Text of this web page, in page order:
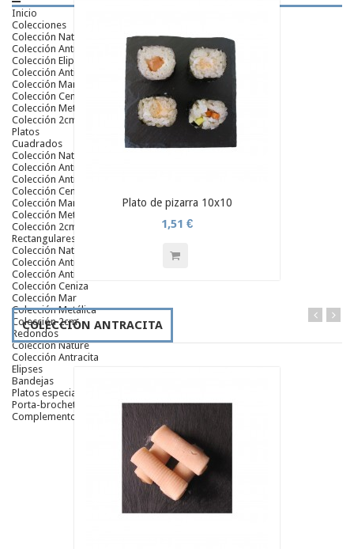
Inicio
Colecciones
Colección Nature
Colección Antracita
Colección Elipse
Colección Antic
Colección Mar
Colección Ceniza
Colección Metálica
Colección 2cm
Platos
Cuadrados
Colección Nature
Colección Antracita
Colección Antic
Colección Ceniza
Colección Mar
Colección Metálica
Colección 2cm
Rectangulares
Colección Nature
Colección Antracita
Colección Antic
Colección Ceniza
Colección Mar
Colección Metálica
Colección 2cm
Redondos
Colección Nature
Colección Antracita
Elipses
Bandejas
Platos especiales
Porta-brochetas de pizarra
Complementos de pizarra
Plato de pizarra 10x10
1,51 €
COLECCIÓN ANTRACITA